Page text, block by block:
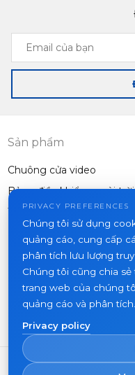
Email
của
bạn
Sản phẩm
Chuông cửa video
Bảng điều khiển ngoài trời
Thiết bị khác
Liên hệ
Nơi mua hàng
PRIVACY PREFERENCES
Chúng tôi sử dụng
quảng cáo, cung cấp
phân tích lưu lượng truy
Chúng tôi cũng chia
trang web của chúng
quảng cáo và phân tích.
Privacy policy